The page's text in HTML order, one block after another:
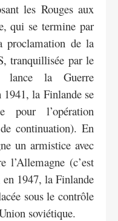
les Rouges aux
qui se termine par
proclamation de la
tranquillisée par le
lance la Guerre
la Finlande se
pour l’opération
continuation). En
un armistice avec
l’Allemagne (c’est
1947, la Finlande
sous le contrôle
soviétique.